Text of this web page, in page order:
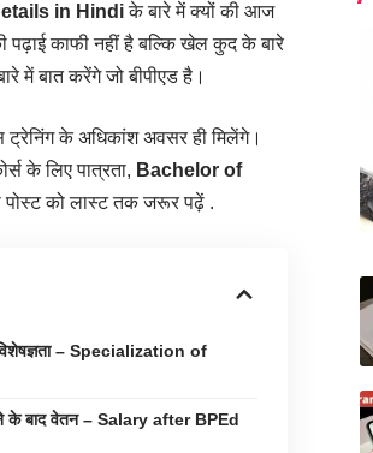
in Hindiके बारे में क्यों की आज
पढ़ाई काफी नहीं है बल्कि खेल कुद के बारे
में बात करेंगे जो बीपीएड है।
के अधिकांश अवसर ही मिलेंगे।
के लिए पात्रता, Bachelor of
पोस्ट को लास्ट तक जरूर पढ़ें .
विशेषज्ञता – Specialization of
के बाद वेतन – Salary after BPEd